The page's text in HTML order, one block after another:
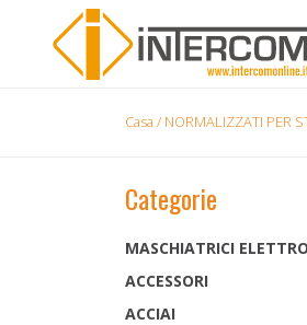
Casa / NORMALIZZATI PER
Categorie
MASCHIATRICI
ACCESSORI
ACCIAI